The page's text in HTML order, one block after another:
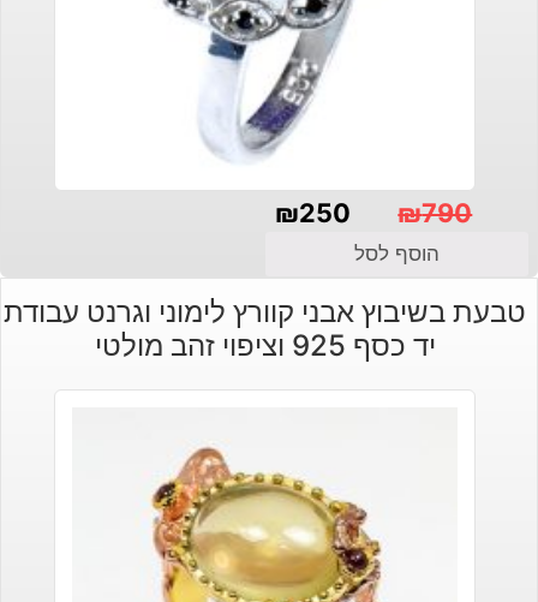
₪790
המקורי
היה:
₪250
הנוכחי
הוא:
הוסף לסל
טבעת בשיבוץ אבני קוורץ לימוני וגרנט עבודת
יד כסף 925 וציפוי זהב מולטי